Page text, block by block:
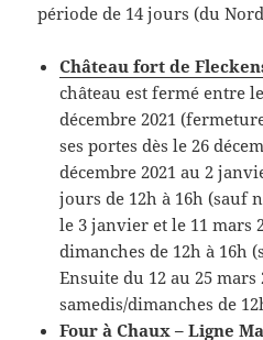
période de 14 jours (du
Château fort de
château est fermé entre
décembre 2021
ses portes dès le 26
décembre 2021 au 2
jours de 12h à 16h (sauf
le 3 janvier et le 11 mars
dimanches de 12h à 16h
Ensuite du 12 au 25 mars
samedis/dimanches de
Four à Chaux – Ligne